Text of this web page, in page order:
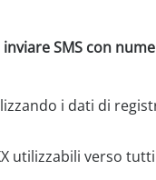
SMS con
i dati di
utilizzabili verso